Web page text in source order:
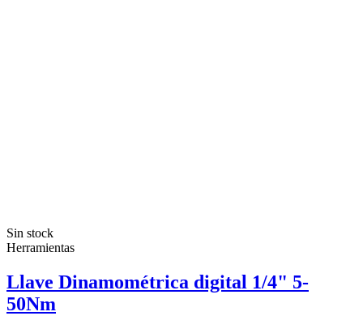
Sin stock
Herramientas
Llave Dinamométrica digital 1/4" 5-
50Nm